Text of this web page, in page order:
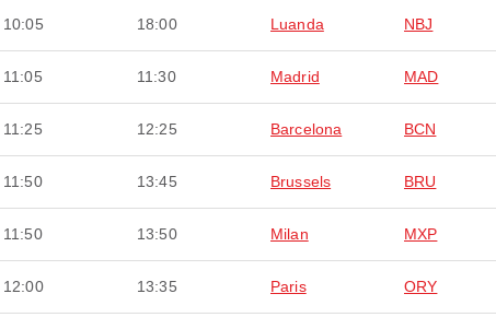
10:05 18:00 Luanda NBJ
11:05 11:30 Madrid MAD
11:25 12:25 Barcelona BCN
11:50 13:45 Brussels BRU
11:50 13:50 Milan MXP
12:00 13:35 Paris ORY